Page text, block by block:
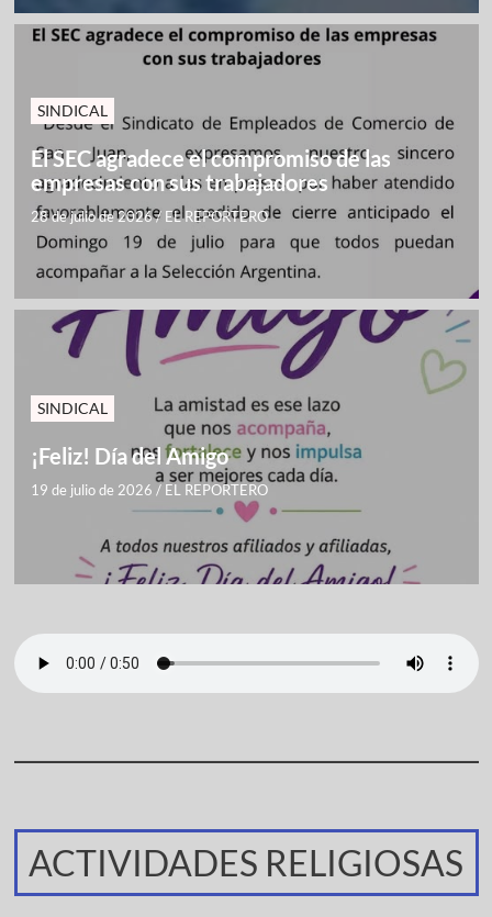
SINDICAL
El SEC agradece el compromiso de las
empresas con sus trabajadores
28 de julio de 2026/ EL REPORTERO
SINDICAL
¡Feliz! Día del Amigo
19 de julio de 2026 / EL REPORTERO
ACTIVIDADES RELIGIOSAS